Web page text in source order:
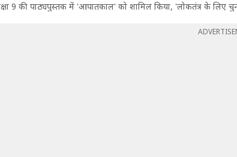
9 की पाठ्यपुस्तक में 'आपातकाल' को शामिल किया, 'लोकतंत्र के लिए